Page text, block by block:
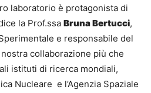
laboratorio è protagonista di
la Prof.ssa Bruna Bertucci,
e responsabile del
collaborazione più che
istituti di ricerca mondiali,
Nucleare e l’Agenzia Spaziale